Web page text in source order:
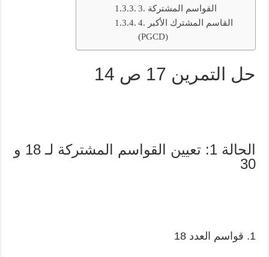
3. القواسم المشتركة
4. القاسم المشترك الأكبر
(PGCD)
حل التمرين 17 ص 14
الحالة 1: تعيين القواسم المشتركة لـ 18 و
30
1. قواسم العدد 18